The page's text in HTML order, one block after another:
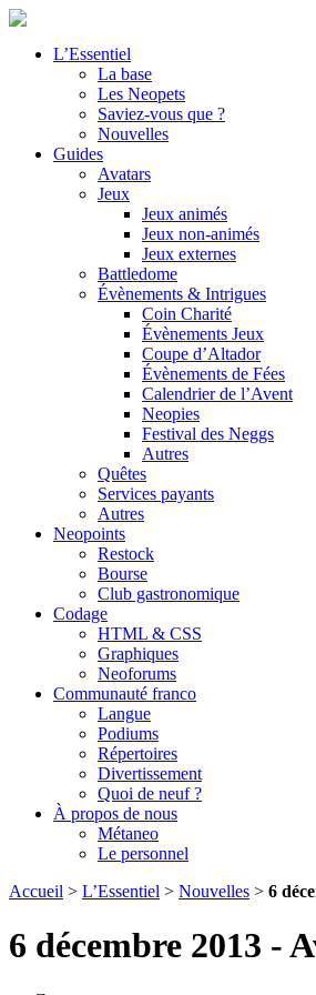
L’Essentiel
La base
Les Neopets
Saviez-vous que ?
Nouvelles
Guides
Avatars
Jeux
Jeux animés
Jeux non-animés
Jeux externes
Battledome
Évènements & Intrigues
Coin Charité
Évènements Jeux
Coupe d’Altador
Évènements de Fées
Calendrier de l’Avent
Neopies
Festival des Neggs
Autres
Quêtes
Services payants
Autres
Neopoints
Restock
Bourse
Club gastronomique
Codage
HTML & CSS
Graphiques
Neoforums
Communauté franco
Langue
Podiums
Répertoires
Divertissement
Quoi de neuf ?
À propos de nous
Métaneo
Le personnel
Accueil > L’Essentiel > Nouvelles > 6
6 décembre 2013 -